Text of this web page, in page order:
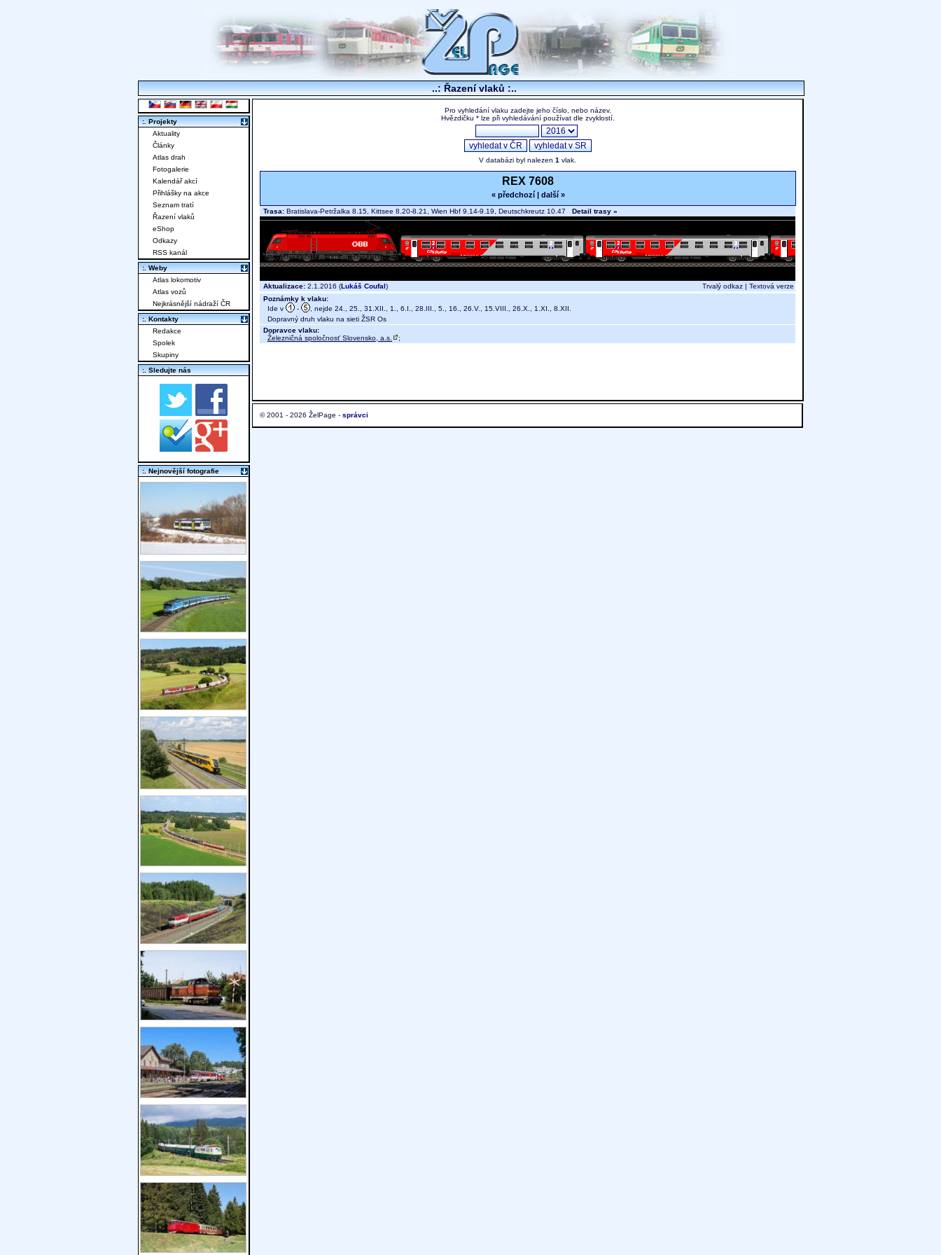
..: Řazení vlaků :..
Pro vyhledání vlaku zadejte jeho číslo, nebo název.
Hvězdičku * lze při vyhledávání používat dle zvyklostí.
V databázi byl nalezen 1 vlak.
REX 7608
« předchozí| další »
Trasa: Bratislava-Petržalka 8.15, Kittsee 8.20-8.21, Wien Hbf 9.14-9.19, Deutschkreutz 10.47 Detail trasy »
Aktualizace: 2.1.2016 (Lukáš Coufal) Trvalý odkaz | Textová verze
Poznámky k vlaku:
Ide v
-
, nejde 24., 25., 31.XII., 1., 6.I., 28.III., 5., 16., 26.V., 15.VIII., 26.X., 1.XI., 8.XII.
Dopravný druh vlaku na sieti ŽSR Os
Dopravce vlaku:
Železničná spoločnosť Slovensko, a.s.
;
© 2001 - 2026 ŽelPage - správci
:. Projekty
Aktuality
Články
Atlas drah
Fotogalerie
Kalendář akcí
Přihlášky na akce
Seznam tratí
Řazení vlaků
eShop
Odkazy
RSS kanál
:. Weby
Atlas lokomotiv
Atlas vozů
Nejkrásnější nádraží ČR
:. Kontakty
Redakce
Spolek
Skupiny
:. Sledujte nás
:. Nejnovější fotografie